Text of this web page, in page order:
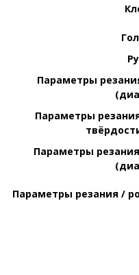
Параметры
Параметры
Параметры
Параметры резания /